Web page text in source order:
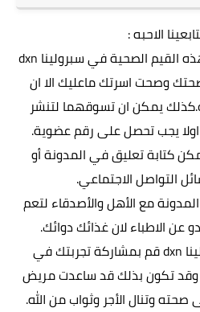
الاحبه :
1: بعد أن تعرفتم على كل هذه القيم الصحية في سبرولينا dxn
وصحت اسرتك ماعليك الا ان
.كذلك يمكن ان تسوقهما لتنشر
اولا يجب تحصل علىرقم عضوية.
كتابة تعليق في المدونة أو
التواصل الاجتماعي.
مع الأهل والأصدقاء لتعم
عن الاطباء لان غذائك دوائك.
4:إذا كنت قد جربت سبرولينا dxn قم بمشاركة تجربتك في
وقد تكون بذلك قد ساعدت مريض
وتنال الأجر وثواب من الله.